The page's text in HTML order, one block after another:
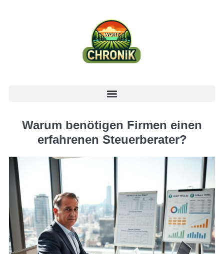
Warum benötigen Firmen einen
erfahrenen Steuerberater?